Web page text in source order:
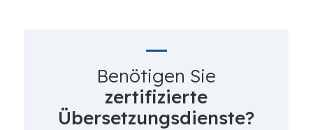
Benötigen Sie
zertifizierte
Übersetzungsdienste?